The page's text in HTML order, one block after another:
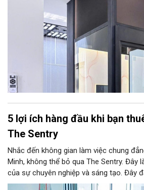
5 lợi ích hàng đầu khi bạn
The Sentry
Nhắc đến không gian làm việc chung
Minh, không thể bỏ qua The Sentry. Đây
của sự chuyên nghiệp và sáng tạo. Đây
ưu tiên của đông đảo doanh nghiệp